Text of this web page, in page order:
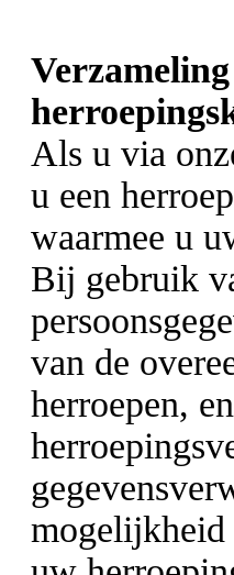
Als u via
u een
waarmee u
Bij gebruik
van de
herroepen,
mogelijkheid